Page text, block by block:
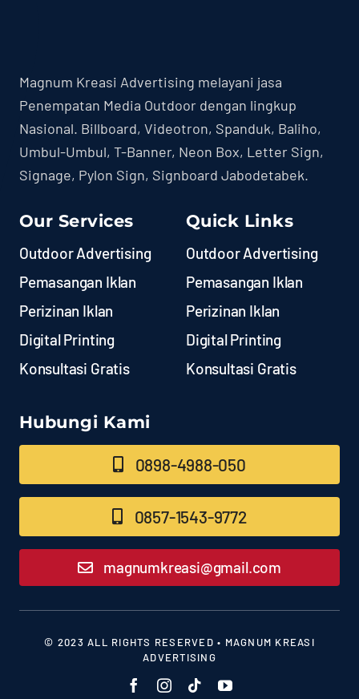
Magnum Kreasi Advertising melayani jasa
Penempatan Media Outdoor dengan lingkup
Nasional. Billboard, Videotron, Spanduk, Baliho,
Umbul-Umbul, T-Banner, Neon Box, Letter Sign,
Signage, Pylon Sign, Signboard Jabodetabek.
Our Services
Outdoor Advertising
Pemasangan Iklan
Perizinan Iklan
Digital Printing
Konsultasi Gratis
Quick Links
Outdoor Advertising
Pemasangan Iklan
Perizinan Iklan
Digital Printing
Konsultasi Gratis
Hubungi Kami
0898-4988-050
0857-1543-9772
magnumkreasi@gmail.com
© 2023 ALL RIGHTS RESERVED • MAGNUM KREASI
ADVERTISING